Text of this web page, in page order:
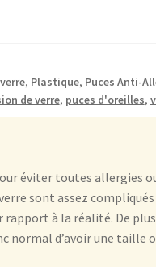
, Plastique, Puces Anti-
de verre, puces d'oreilles,
éviter toutes allergies
sont assez
à la réalité. De
d’avoir une taille